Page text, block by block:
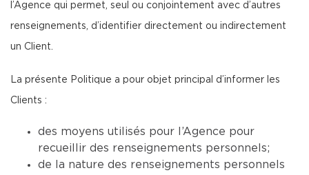
l’Agence qui permet, seul ou conjointement avec d’autres
renseignements, d’identifier directement ou indirectement
un Client.
La présente Politique a pour objet principal d’informer les
Clients :
des moyens utilisés pour l’Agence pour
recueillir des renseignements personnels;
de la nature des renseignements personnels